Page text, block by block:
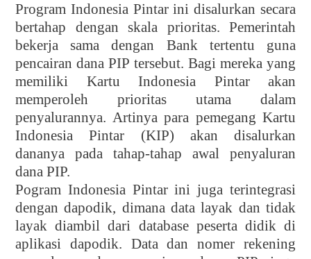
Program Indonesia Pintar ini disalurkan secara
bertahap dengan skala prioritas. Pemerintah
bekerja sama dengan Bank tertentu guna
pencairan dana PIP tersebut. Bagi mereka yang
memiliki Kartu Indonesia Pintar akan
memperoleh prioritas utama dalam
penyalurannya. Artinya para pemegang Kartu
Indonesia Pintar (KIP) akan disalurkan
dananya pada tahap-tahap awal penyaluran
dana PIP.
Pogram Indonesia Pintar ini juga terintegrasi
dengan dapodik, dimana data layak dan tidak
layak diambil dari database peserta didik di
aplikasi dapodik. Data dan nomer rekening